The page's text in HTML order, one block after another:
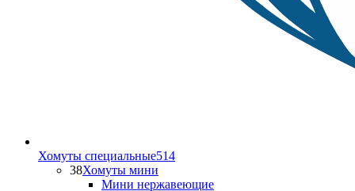
Хомуты специальные514
38Хомуты мини
Мини нержавеющие